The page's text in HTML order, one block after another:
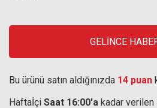
GELİNCE
Bu ürünü satın aldığınızda 14 puan
Haftaİçi Saat 16:00'a kadar verilen